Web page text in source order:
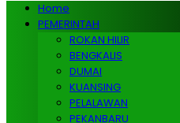
Home
PEMERINTAH
ROKAN HILIR
BENGKALIS
DUMAI
KUANSING
PELALAWAN
PEKANBARU